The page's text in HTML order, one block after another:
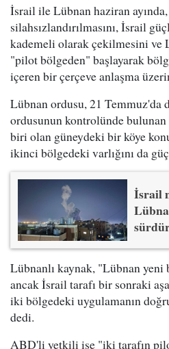
İsrail ile Lübnan haziran
silahsızlandırılmasını, İsrail
kademeli olarak çekilmesini ve
"pilot bölgeden" başlayarak
içeren bir çerçeve anlaşma
Lübnan ordusu, 21 Temmuz'da
ordusunun kontrolünde
biri olan güneydeki bir köye
ikinci bölgedeki varlığını da
İsrail
Lübnanlı kaynak, "Lübnan
ancak İsrail tarafı bir sonraki
iki bölgedeki uygulamanın
dedi.
ABD'li yetkili ise "iki tarafın